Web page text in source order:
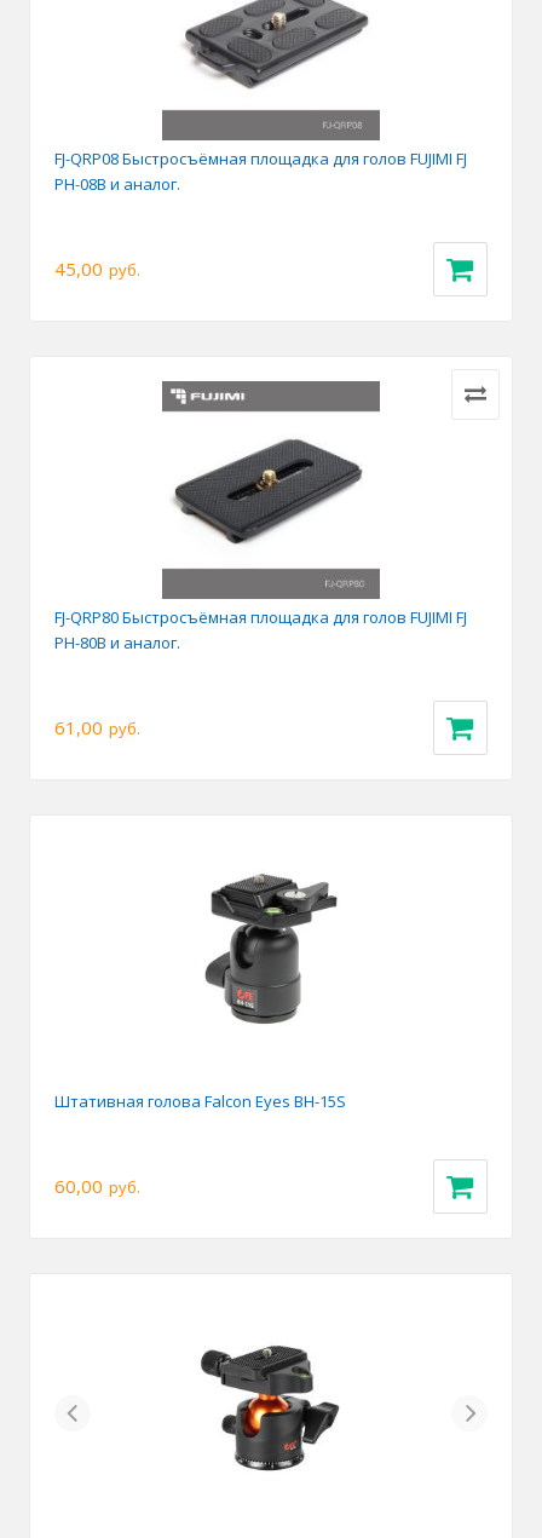
FJ-QRP08 Быстросъёмная площадка для голов FUJIMI FJ
PH-08B и аналог.
45,00 руб.
FJ-QRP80 Быстросъёмная площадка для голов FUJIMI FJ
PH-80B и аналог.
61,00 руб.
Штативная голова Falcon Eyes BH-15S
60,00 руб.
Previous Next